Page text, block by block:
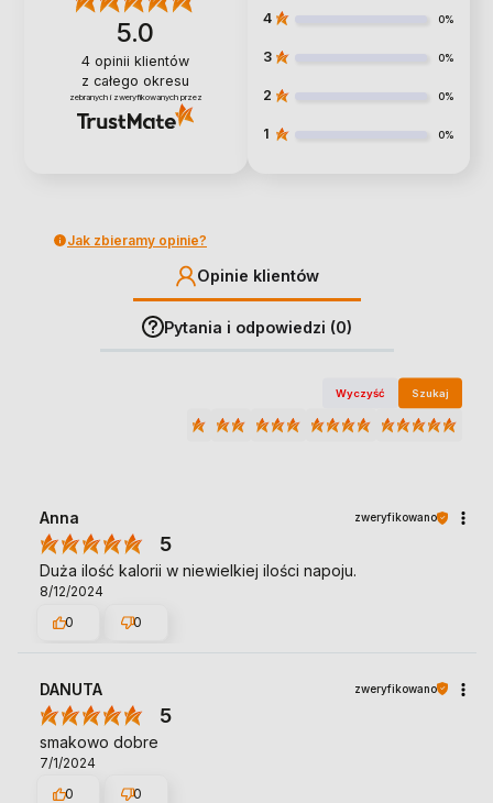
5.0
4 opinii klientów
z całego okresu
zebranych i zweryfikowanych przez
4 0%
3 0%
2 0%
1 0%
Jak zbieramy opinie?
Opinie klientów
Pytania i odpowiedzi (0)
Wyczyść Szukaj
Anna zweryfikowano
5
Duża ilość kalorii w niewielkiej ilości napoju.
8/12/2024
0
0
DANUTA zweryfikowano
5
smakowo dobre
7/1/2024
0
0